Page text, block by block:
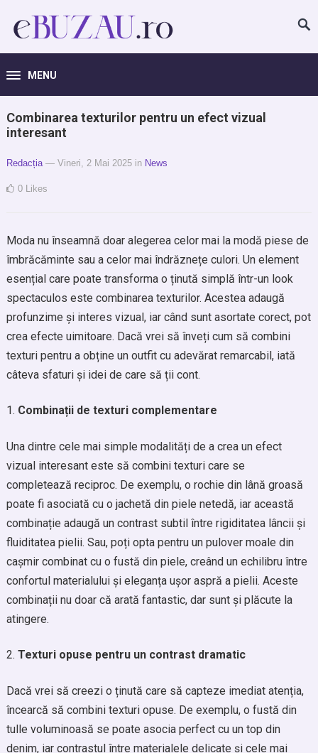
MENU
Combinarea texturilor pentru un efect vizual
interesant
Redacția — Vineri, 2 Mai 2025 in News
0 Likes
Moda nu înseamnă doar alegerea celor mai la modă piese de
îmbrăcăminte sau a celor mai îndrăznețe culori. Un element
esențial care poate transforma o ținută simplă într-un look
spectaculos este combinarea texturilor. Acestea adaugă
profunzime și interes vizual, iar când sunt asortate corect, pot
crea efecte uimitoare. Dacă vrei să înveți cum să combini
texturi pentru a obține un outfit cu adevărat remarcabil, iată
câteva sfaturi și idei de care să ții cont.
Combinații de texturi complementare
Una dintre cele mai simple modalități de a crea un efect
vizual interesant este să combini texturi care se
completează reciproc. De exemplu, o rochie din lână groasă
poate fi asociată cu o jachetă din piele netedă, iar această
combinație adaugă un contrast subtil între rigiditatea lâncii și
fluiditatea pielii. Sau, poți opta pentru un pulover moale din
cașmir combinat cu o fustă din piele, creând un echilibru între
confortul materialului și eleganța ușor aspră a pielii. Aceste
combinații nu doar că arată fantastic, dar sunt și plăcute la
atingere.
Texturi opuse pentru un contrast dramatic
Dacă vrei să creezi o ținută care să capteze imediat atenția,
încearcă să combini texturi opuse. De exemplu, o fustă din
tulle voluminoasă se poate asocia perfect cu un top din
denim, iar contrastul între materialele delicate și cele mai